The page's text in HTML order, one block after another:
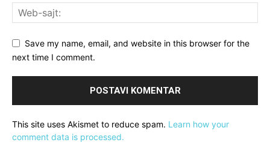
Save my name, email, and website in this browser for the
next time I comment.
This site uses Akismet to reduce spam. Learn how your
comment data is processed.